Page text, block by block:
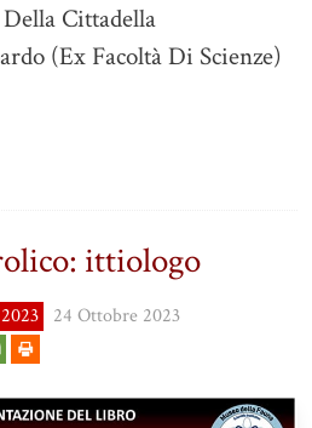
Cittadella
(ex Facoltà Di Scienze)
ittiologo
24 Ottobre 2023